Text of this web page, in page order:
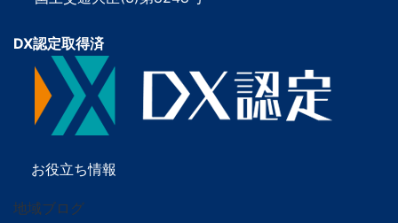
DX認定取得済
お役立ち情報
地域ブログ